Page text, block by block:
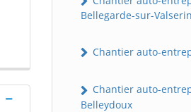
Bellegarde-sur-
Chantier auto-
Chantier auto-
Belleydoux